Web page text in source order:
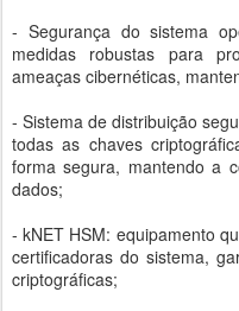
- Segurança do sistema
medidas robustas para
ameaças cibernéticas,
- Sistema de distribuição
todas as chaves
forma segura, mantendo a
dados;
- kNET HSM: equipamento
certificadoras do sistema,
criptográficas;